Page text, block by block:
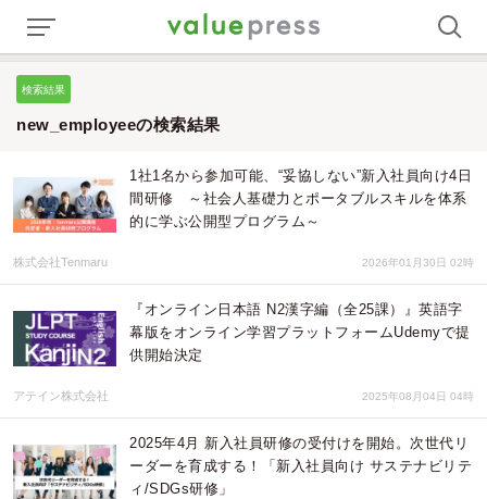
検索結果
new_employeeの検索結果
1社1名から参加可能、“妥協しない”新入社員向け4日
間研修 ～社会人基礎力とポータブルスキルを体系
的に学ぶ公開型プログラム～
株式会社Tenmaru 2026年01月30日 02時
『オンライン日本語 N2漢字編（全25課）』英語字
幕版をオンライン学習プラットフォームUdemyで提
供開始決定
アテイン株式会社 2025年08月04日 04時
2025年4月 新入社員研修の受付けを開始。次世代リ
ーダーを育成する！「新入社員向け サステナビリテ
ィ/SDGs研修」